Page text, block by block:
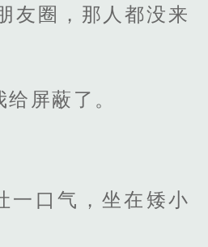
友圈，那人都没来
屏蔽了。
一口气，坐在矮小